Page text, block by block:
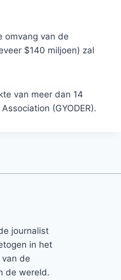
omvang van de
$140 miljoen) zal
van meer dan 14
(GYODER).
journalist
in het
de
de wereld.